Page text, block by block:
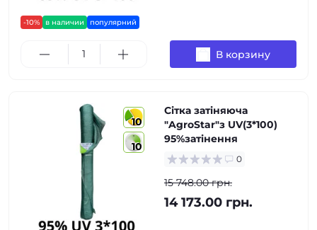
-10% в наличии популярний
В корзину
10
10
Сітка затіняюча
"AgroStar"з UV(3*100)
95%затінення
0
15 748.00 грн.
14 173.00 грн.